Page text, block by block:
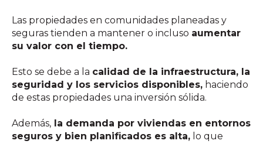
Las propiedades en comunidades planeadas y
seguras tienden a mantener o incluso aumentar
su valor con el tiempo.
Esto se debe a la calidad de la infraestructura, la
seguridad y los servicios disponibles, haciendo
de estas propiedades una inversión sólida.
Además, la demanda por viviendas en entornos
seguros y bien planificados es alta, lo que